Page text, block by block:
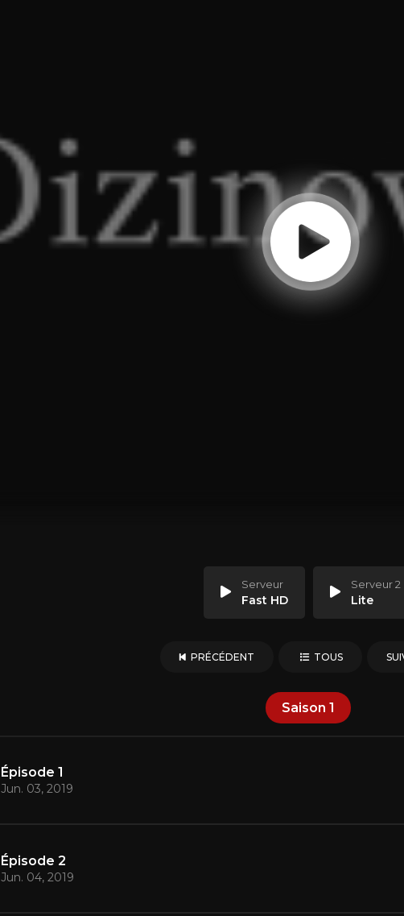
Serveur
Fast HD
Serveur 2
Lite
PRÉCÉDENT TOUS
Saison 1
Épisode 1
Jun. 03, 2019
Épisode 2
Jun. 04, 2019